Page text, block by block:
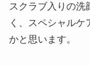
スクラブ入りの洗
く、スペシャル
かと思います。